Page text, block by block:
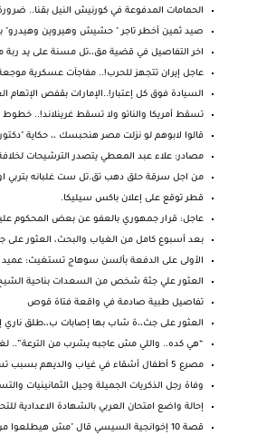
الحمامات المدفوعة في كورنيش النيل بقنا..
صيد ثمين أخطر تاجر " حشيش وهيروين وهيدرو"
اخر التفاصيل في قضية مق،،تل مسنة على يد ربة
عاجل إيران تتجهز للحرب!.. مفاجآت عسكرية
السيادة فوق كل إعتبار!..الإمارات بقفص الإتهام
تسقط أمريكا والناتو ولا تسقط غرينلاند!.. خطوط
قالوا لابوهم لو نزلت مصر هنحبسك ،، حكاية
مصادر: علاء عبد المعطي يتصدر الترشيحات
من اجل سرقة حلق دهب تق.تل ست غلبانه بتربي
قطر توقع على إعلان باكس سيليكا.
عاجل: قرار جمهوري بالعفو عن بعض المحكوم
بعد أسبوع كامل من الغياب والبحث، العثور على
الأولى على الدفعة بألسن سوهاج تستغيث: عميد
العثور علي جثة شخص من السعدات بناحية
تفاصيل طبية صادمة في واقعة فتاة قوص
العثور على جث،،ة شاب بها إصابات ب،،طلق ناري
“هي كده.. واللي مش عاجبه يشرب من الترعة”..
مصرع 5 أطفال أشقاء في غياب والديهم بسبب تسريب غاز ...
وفاة رجل الذكريات الجميلة وجيل الثمانينيات
إحالة واضع امتحان العربي بالشهادة الاعدادية
قصة 10 إخوانجية السيسي قال "مش هيطلعوا من السجن غي...